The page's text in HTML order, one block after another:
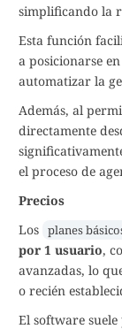
simplificando la
Esta función
a posicionarse
automatizar la
Además, al
directamente
el proceso de
Precios
Los planes
por 1 usuario,
avanzadas, lo
o recién
El software